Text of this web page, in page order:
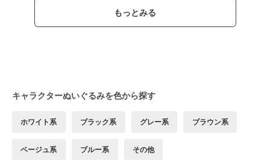
もっとみる
キャラクターぬいぐるみを色から探す
ホワイト系 ブラック系 グレー系 ブラウン系
ベージュ系 ブルー系 その他